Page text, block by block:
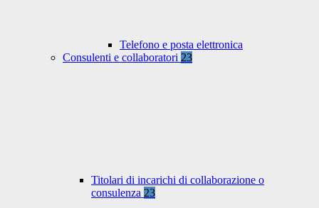
Telefono e posta elettronica
Consulenti e collaboratori 23
Titolari di incarichi di collaborazione o
consulenza 23